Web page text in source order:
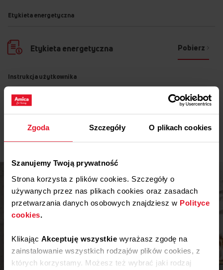
Zgoda Szczegóły O plikach cookies
Szanujemy Twoją prywatność
Strona korzysta z plików cookies. Szczegóły o
używanych przez nas plikach cookies oraz zasadach
przetwarzania danych osobowych znajdziesz w Polityce
cookies.
Klikając Akceptuję wszystkie wyrażasz zgodę na
zainstalowanie wszystkich rodzajów plików cookies, z
których korzystamy. Możesz też wybrać jaki rodzaj
Etykieta energetyczna
Etykieta energetyczna Pobierz
Instrukcja użytkownika
Ostrzeżenia i informacje dotyczące
bezpieczeństwa
Pobierz
Instrukcja obsługi Pobierz